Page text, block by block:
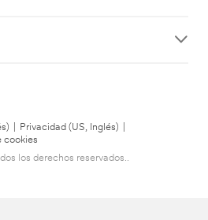
Privacidad (US, Inglés)
cookies
los derechos reservados..